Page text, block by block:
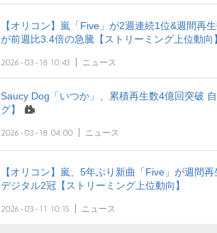
【オリコン】嵐「Five」が2週連続1位&週間再
が前週比3.4倍の急騰【ストリーミング上位動向】
2026-03-18 10:43 ニュース
Saucy Dog「いつか」、累積再生数4億回突破
グ】
2026-03-18 04:00 ニュース
【オリコン】嵐、5年ぶり新曲「Five」が週間
デジタル2冠【ストリーミング上位動向】
2026-03-11 10:15 ニュース